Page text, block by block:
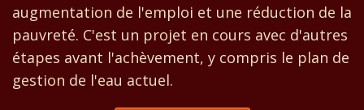
augmentation de l'emploi et une réduction de la
pauvreté. C'est un projet en cours avec d'autres
étapes avant l'achèvement, y compris le plan de
gestion de l'eau actuel.